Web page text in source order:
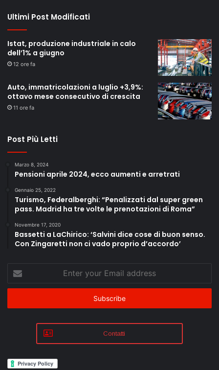
Ultimi Post Modificati
Istat, produzione industriale in calo
dell’1% a giugno
12 ore fa
Auto, immatricolazioni a luglio +3,9%:
ottavo mese consecutivo di crescita
11 ore fa
Post Più Letti
Marzo 8, 2024
Pensioni aprile 2024, ecco aumenti e arretrati
Gennaio 25, 2022
Turismo, Federalberghi: “Penalizzati dal super green
pass. Madrid ha tre volte le prenotazioni di Roma”
Novembre 17, 2020
Bassetti a LaChirico: ‘Salvini dice cose di buon senso.
Con Zingaretti non ci vado proprio d’accordo’
your
Email
Contatti